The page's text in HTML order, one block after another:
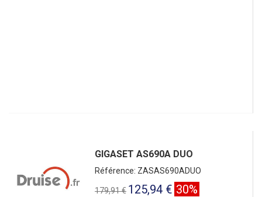
GIGASET AS690A DUO
Référence: ZASAS690ADUO
179,91 € 125,94 € 30%